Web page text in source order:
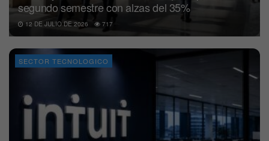
segundo semestre con alzas del 35%
12 DE JULIO DE 2026 717
SECTOR TECNOLOGICO